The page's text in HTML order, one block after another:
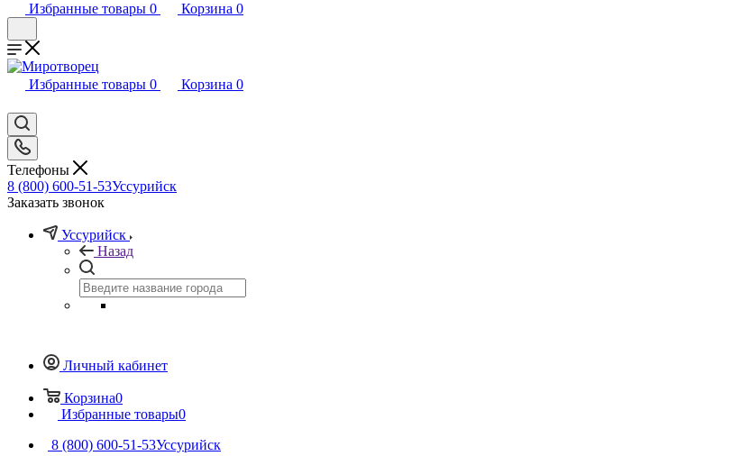
Избранные товары 0 Корзина 0
Избранные товары 0 Корзина 0
Телефоны
8 (800) 600-51-53Уссурийск
Заказать звонок
Уссурийск
Назад
Личный кабинет
Корзина0
Избранные товары0
8 (800) 600-51-53Уссурийск